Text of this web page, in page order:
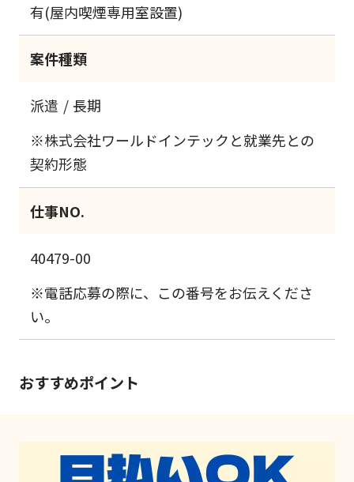
有(屋内喫煙専用室設置)
案件種類
派遣
長期
※株式会社ワールドインテックと就業先との
契約形態
仕事NO.
40479-00
※電話応募の際に、この番号をお伝えくださ
い。
おすすめポイント